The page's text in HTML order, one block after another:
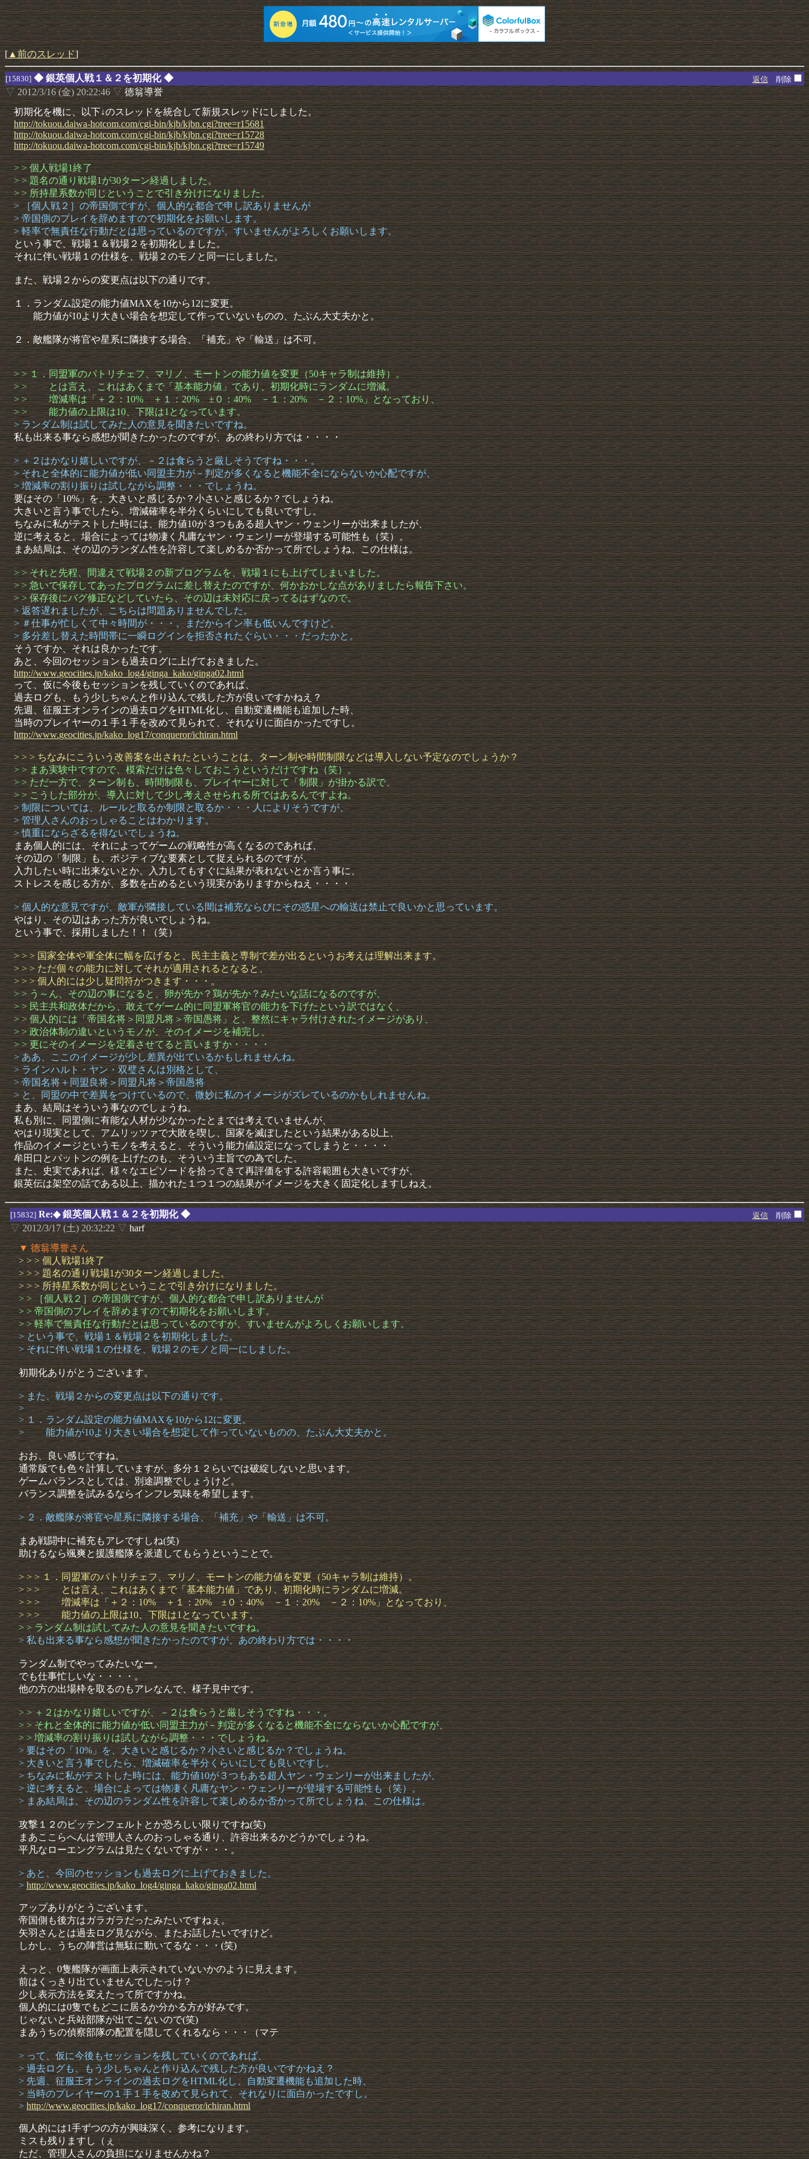
[▲前のスレッド]
[15830] ◆ 銀英個人戦１＆２を初期化 ◆ 返信 削除
▽ 2012/3/16 (金) 20:22:46▽ 徳翁導誉
初期化を機に、以下↓のスレッドを統合して新規スレッドにしました。
http://tokuou.daiwa-hotcom.com/cgi-bin/kjb/kjbn.cgi?tree=r15681
http://tokuou.daiwa-hotcom.com/cgi-bin/kjb/kjbn.cgi?tree=r15728
http://tokuou.daiwa-hotcom.com/cgi-bin/kjb/kjbn.cgi?tree=r15749
> > 個人戦場1終了
> > 題名の通り戦場1が30ターン経過しました。
> > 所持星系数が同じということで引き分けになりました。
> ［個人戦２］の帝国側ですが、個人的な都合で申し訳ありませんが
> 帝国側のプレイを辞めますので初期化をお願いします。
> 軽率で無責任な行動だとは思っているのですが、すいませんがよろしくお願いします。
という事で、戦場１＆戦場２を初期化しました。
それに伴い戦場１の仕様を、戦場２のモノと同一にしました。
また、戦場２からの変更点は以下の通りです。
１．ランダム設定の能力値MAXを10から12に変更。
能力値が10より大きい場合を想定して作っていないものの、たぶん大丈夫かと。
２．敵艦隊が将官や星系に隣接する場合、「補充」や「輸送」は不可。
> > １．同盟軍のパトリチェフ、マリノ、モートンの能力値を変更（50キャラ制は維持）。
> > とは言え、これはあくまで「基本能力値」であり、初期化時にランダムに増減。
> > 増減率は「＋２：10% ＋１：20% ±０：40% －１：20% －２：10%」となっており、
> > 能力値の上限は10、下限は1となっています。
> ランダム制は試してみた人の意見を聞きたいですね。
私も出来る事なら感想が聞きたかったのですが、あの終わり方では・・・・
> ＋２はかなり嬉しいですが、－２は食らうと厳しそうですね・・・。
> それと全体的に能力値が低い同盟主力が－判定が多くなると機能不全にならないか心配ですが、
> 増減率の割り振りは試しながら調整・・・でしょうね。
要はその「10%」を、大きいと感じるか？小さいと感じるか？でしょうね。
大きいと言う事でしたら、増減確率を半分くらいにしても良いですし。
ちなみに私がテストした時には、能力値10が３つもある超人ヤン・ウェンリーが出来ましたが、
逆に考えると、場合によっては物凄く凡庸なヤン・ウェンリーが登場する可能性も（笑）。
まあ結局は、その辺のランダム性を許容して楽しめるか否かって所でしょうね、この仕様は。
> > それと先程、間違えて戦場２の新プログラムを、戦場１にも上げてしまいました。
> > 急いで保存してあったプログラムに差し替えたのですが、何かおかしな点がありましたら報告下さい。
> > 保存後にバグ修正などしていたら、その辺は未対応に戻ってるはずなので。
> 返答遅れましたが、こちらは問題ありませんでした。
> ＃仕事が忙しくて中々時間が・・・。まだからイン率も低いんですけど。
> 多分差し替えた時間帯に一瞬ログインを拒否されたぐらい・・・だったかと。
そうですか、それは良かったです。
あと、今回のセッションも過去ログに上げておきました。
http://www.geocities.jp/kako_log4/ginga_kako/ginga02.html
って、仮に今後もセッションを残していくのであれば、
過去ログも、もう少しちゃんと作り込んで残した方が良いですかねえ？
先週、征服王オンラインの過去ログをHTML化し、自動変遷機能も追加した時、
当時のプレイヤーの１手１手を改めて見られて、それなりに面白かったですし。
http://www.geocities.jp/kako_log17/conqueror/ichiran.html
> > > ちなみにこういう改善案を出されたということは、ターン制や時間制限などは導入しない予定なのでしょうか？
> > まあ実験中ですので、模索だけは色々しておこうというだけですね（笑）。
> > ただ一方で、ターン制も、時間制限も、プレイヤーに対して「制限」が掛かる訳で、
> > こうした部分が、導入に対して少し考えさせられる所ではあるんですよね。
> 制限については、ルールと取るか制限と取るか・・・人によりそうですが、
> 管理人さんのおっしゃることはわかります。
> 慎重にならざるを得ないでしょうね。
まあ個人的には、それによってゲームの戦略性が高くなるのであれば、
その辺の「制限」も、ポジティブな要素として捉えられるのですが、
入力したい時に出来ないとか、入力してもすぐに結果が表れないとか言う事に、
ストレスを感じる方が、多数を占めるという現実がありますからねえ・・・・
> 個人的な意見ですが、敵軍が隣接している間は補充ならびにその惑星への輸送は禁止で良いかと思っています。
やはり、その辺はあった方が良いでしょうね。
という事で、採用しました！！（笑）
> > > 国家全体や軍全体に幅を広げると、民主主義と専制で差が出るというお考えは理解出来ます。
> > > ただ個々の能力に対してそれが適用されるとなると、
> > > 個人的には少し疑問符がつきます・・・。
> > う～ん、その辺の事になると、卵が先か？鶏が先か？みたいな話になるのですが、
> > 民主共和政体だから、敢えてゲーム的に同盟軍将官の能力を下げたという訳ではなく、
> > 個人的には「帝国名将＞同盟凡将＞帝国愚将」と、整然にキャラ付けされたイメージがあり、
> > 政治体制の違いというモノが、そのイメージを補完し、
> > 更にそのイメージを定着させてると言いますか・・・・
> ああ、ここのイメージが少し差異が出ているかもしれませんね。
> ラインハルト・ヤン・双璧さんは別格として、
> 帝国名将＋同盟良将＞同盟凡将＞帝国愚将
> と、同盟の中で差異をつけているので、微妙に私のイメージがズレているのかもしれませんね。
まあ、結局はそういう事なのでしょうね。
私も別に、同盟側に有能な人材が少なかったとまでは考えていませんが、
やはり現実として、アムリッツァで大敗を喫し、国家を滅ぼしたという結果がある以上、
作品のイメージというモノを考えると、そういう能力値設定になってしまうと・・・・
牟田口とパットンの例を上げたのも、そういう主旨での為でした。
また、史実であれば、様々なエピソードを拾ってきて再評価をする許容範囲も大きいですが、
銀英伝は架空の話である以上、描かれた１つ１つの結果がイメージを大きく固定化しますしねえ。
[15832] Re:◆ 銀英個人戦１＆２を初期化 ◆ 返信 削除
▽2012/3/17 (土) 20:32:22▽ harf
▼ 徳翁導誉さん
> > > 個人戦場1終了
> > > 題名の通り戦場1が30ターン経過しました。
> > > 所持星系数が同じということで引き分けになりました。
> > ［個人戦２］の帝国側ですが、個人的な都合で申し訳ありませんが
> > 帝国側のプレイを辞めますので初期化をお願いします。
> > 軽率で無責任な行動だとは思っているのですが、すいませんがよろしくお願いします。
> という事で、戦場１＆戦場２を初期化しました。
> それに伴い戦場１の仕様を、戦場２のモノと同一にしました。
初期化ありがとうございます。
> また、戦場２からの変更点は以下の通りです。
>
> １．ランダム設定の能力値MAXを10から12に変更。
> 能力値が10より大きい場合を想定して作っていないものの、たぶん大丈夫かと。
おお、良い感じですね。
通常版でも色々計算していますが、多分１２らいでは破綻しないと思います。
ゲームバランスとしては、別途調整でしょうけど。
バランス調整を試みるならインフレ気味を希望します。
> ２．敵艦隊が将官や星系に隣接する場合、「補充」や「輸送」は不可。
まあ戦闘中に補充もアレですしね(笑)
助けるなら颯爽と援護艦隊を派遣してもらうということで。
> > > １．同盟軍のパトリチェフ、マリノ、モートンの能力値を変更（50キャラ制は維持）。
> > > とは言え、これはあくまで「基本能力値」であり、初期化時にランダムに増減。
> > > 増減率は「＋２：10% ＋１：20% ±０：40% －１：20% －２：10%」となっており、
> > > 能力値の上限は10、下限は1となっています。
> > ランダム制は試してみた人の意見を聞きたいですね。
> 私も出来る事なら感想が聞きたかったのですが、あの終わり方では・・・・
ランダム制でやってみたいなー。
でも仕事忙しいな・・・・。
他の方の出場枠を取るのもアレなんで、様子見中です。
> > ＋２はかなり嬉しいですが、－２は食らうと厳しそうですね・・・。
> > それと全体的に能力値が低い同盟主力が－判定が多くなると機能不全にならないか心配ですが、
> > 増減率の割り振りは試しながら調整・・・でしょうね。
> 要はその「10%」を、大きいと感じるか？小さいと感じるか？でしょうね。
> 大きいと言う事でしたら、増減確率を半分くらいにしても良いですし。
> ちなみに私がテストした時には、能力値10が３つもある超人ヤン・ウェンリーが出来ましたが、
> 逆に考えると、場合によっては物凄く凡庸なヤン・ウェンリーが登場する可能性も（笑）。
> まあ結局は、その辺のランダム性を許容して楽しめるか否かって所でしょうね、この仕様は。
攻撃１２のビッテンフェルトとか恐ろしい限りですね(笑)
まあここらへんは管理人さんのおっしゃる通り、許容出来るかどうかでしょうね。
平凡なローエングラムは見たくないですが・・・。
> あと、今回のセッションも過去ログに上げておきました。
>http://www.geocities.jp/kako_log4/ginga_kako/ginga02.html
アップありがとうございます。
帝国側も後方はガラガラだったみたいですねぇ。
矢羽さんとは過去ログ見ながら、またお話したいですけど。
しかし、うちの陣営は無駄に動いてるな・・・(笑)
えっと、0隻艦隊が画面上表示されていないかのように見えます。
前はくっきり出ていませんでしたっけ？
少し表示方法を変えたって所ですかね。
個人的には0隻でもどこに居るか分かる方が好みです。
じゃないと兵站部隊が出てこないので(笑)
まあうちの偵察部隊の配置を隠してくれるなら・・・（マテ
> って、仮に今後もセッションを残していくのであれば、
> 過去ログも、もう少しちゃんと作り込んで残した方が良いですかねえ？
> 先週、征服王オンラインの過去ログをHTML化し、自動変遷機能も追加した時、
> 当時のプレイヤーの１手１手を改めて見られて、それなりに面白かったですし。
>http://www.geocities.jp/kako_log17/conqueror/ichiran.html
個人的には1手ずつの方が興味深く、参考になります。
ミスも残りますし（ぇ
ただ、管理人さんの負担になりませんかね？